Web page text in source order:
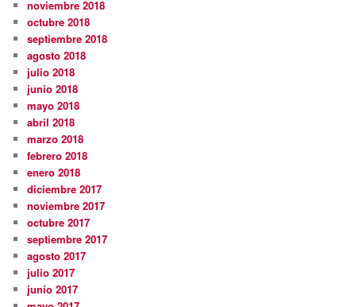
noviembre 2018
octubre 2018
septiembre 2018
agosto 2018
julio 2018
junio 2018
mayo 2018
abril 2018
marzo 2018
febrero 2018
enero 2018
diciembre 2017
noviembre 2017
octubre 2017
septiembre 2017
agosto 2017
julio 2017
junio 2017